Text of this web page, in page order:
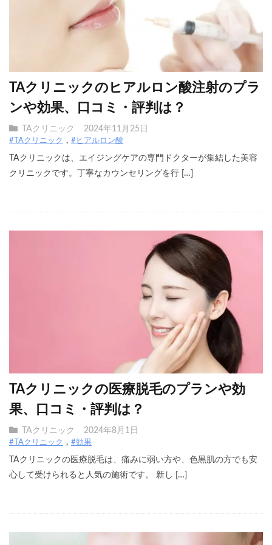
TAクリニックのヒアルロン酸注射のプラ
ンや効果、口コミ・評判は？
TAクリニック 2024年11月25日
#TAクリニック #ヒアルロン酸
TAクリニックは、エイジングケアの専門ドクターが集結した美容
クリニックです。丁寧なカウンセリングを行 […]
TAクリニックの医療脱毛のプランや効
果、口コミ・評判は？
TAクリニック 2024年8月1日
#TAクリニック #効果
TAクリニックの医療脱毛は、痛みに弱い方や、色黒肌の方でも安
心して受けられると人気の施術です。 新し […]